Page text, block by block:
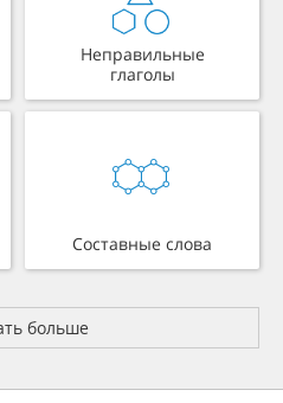
Неправильные
глаголы
Составные слова
больше